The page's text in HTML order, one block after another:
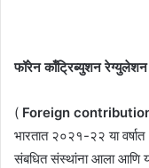
फॉरेन काँट्रिब्युशन
( Foreign
भारतात २०२१-२२ या
संबधित संस्थांना आला आणि